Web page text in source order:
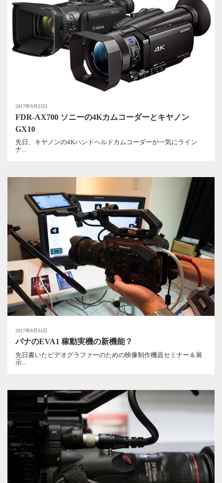
2017年9月23日
FDR-AX700 ソニーの4Kカムコーダーとキヤノン
GX10
先日、キヤノンの4Kハンドヘルドカムコーダーが一気にライン
ナ...
2017年8月31日
パナのEVA1 稼動実機の新機能？
先日書いたビデオグラファーのための映像制作機器セミナー＆展
示...